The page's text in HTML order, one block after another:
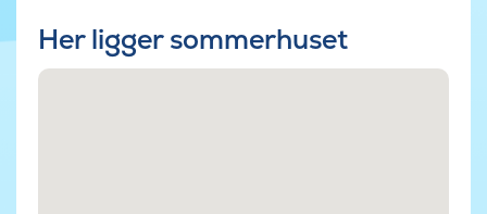
Her ligger sommerhuset